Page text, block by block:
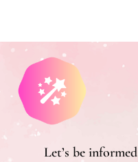
Let’s be informed